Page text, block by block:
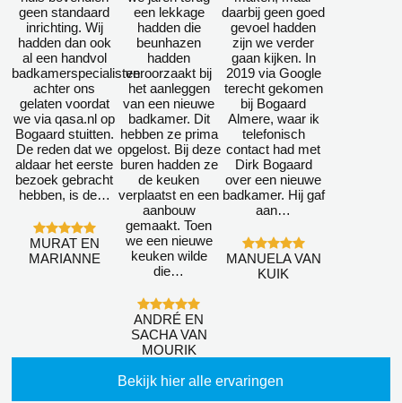
geen standaard
inrichting. Wij
hadden dan ook
al een handvol
badkamerspecialisten
achter ons
gelaten voordat
we via qasa.nl op
Bogaard stuitten.
De reden dat we
aldaar het eerste
bezoek gebracht
hebben, is de…
MURAT EN
MARIANNE
een lekkage
hadden die
beunhazen
hadden
veroorzaakt bij
het aanleggen
van een nieuwe
badkamer. Dit
hebben ze prima
opgelost. Bij deze
buren hadden ze
de keuken
verplaatst en een
aanbouw
gemaakt. Toen
we een nieuwe
keuken wilde
die…
ANDRÉ EN
SACHA VAN
MOURIK
daarbij geen goed
gevoel hadden
zijn we verder
gaan kijken. In
2019 via Google
terecht gekomen
bij Bogaard
Almere, waar ik
telefonisch
contact had met
Dirk Bogaard
over een nieuwe
badkamer. Hij gaf
aan…
MANUELA VAN
KUIK
Bekijk hier alle ervaringen